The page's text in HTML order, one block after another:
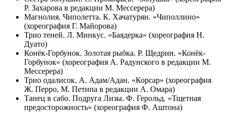
Р. Захарова в редакции М. Мессерера)
Магнолия. Чиполетта. К. Хачатурян. «Чиполлино»
(хореография Г. Майорова)
Трио теней. Л. Минкус. «Баядерка» (хореография Н.
Дуато)
Конёк-Горбунок. Золотая рыбка. Р. Щедрин. «Конёк-
Горбунок» (хореография А. Радунского в редакции М.
Мессерера)
Трио одалисок. А. Адам/Адан. «Корсар» (хореография
Ж. Перро, М. Петипа в редакции А. Омара)
Танец в сабо. Подруга Лизы. Ф. Герольд. «Тщетная
предосторожность» (хореография Ф. Аштона)